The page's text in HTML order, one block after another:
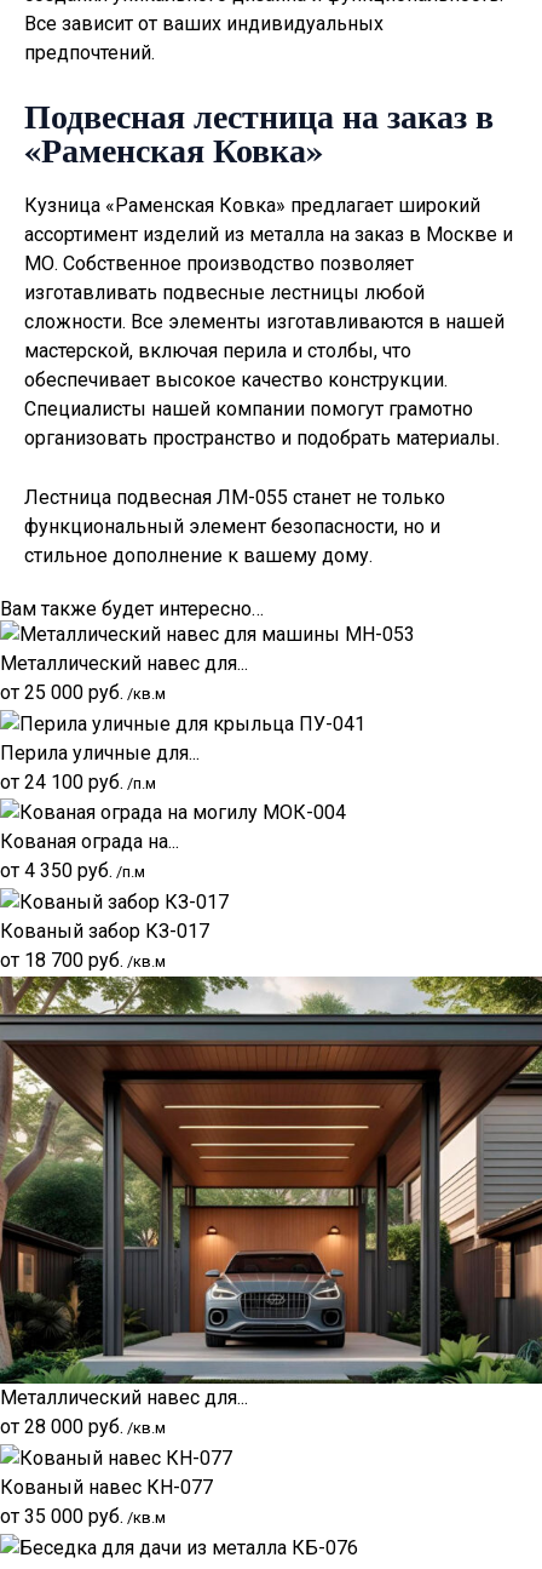
Все зависит от ваших индивидуальных
предпочтений.
Подвесная лестница на заказ в
«Раменская Ковка»
Кузница «Раменская Ковка» предлагает широкий
ассортимент изделий из металла на заказ в Москве и
МО. Собственное производство позволяет
изготавливать подвесные лестницы любой
сложности. Все элементы изготавливаются в нашей
мастерской, включая перила и столбы, что
обеспечивает высокое качество конструкции.
Специалисты нашей компании помогут грамотно
организовать пространство и подобрать материалы.
Лестница подвесная ЛМ-055 станет не только
функциональный элемент безопасности, но и
стильное дополнение к вашему дому.
Вам также будет интересно…
Металлический навес для...
от 25 000 руб. /кв.м
Перила уличные для...
от 24 100 руб. /п.м
Кованая ограда на...
от 4 350 руб. /п.м
Кованый забор КЗ-017
от 18 700 руб. /кв.м
Металлический навес для...
от 28 000 руб. /кв.м
Кованый навес КН-077
от 35 000 руб. /кв.м